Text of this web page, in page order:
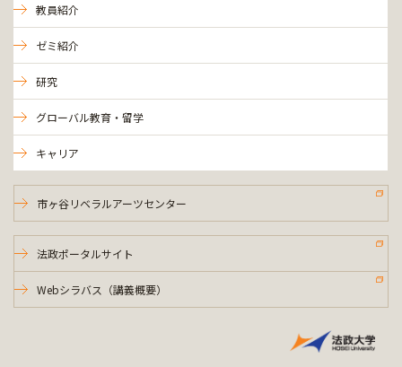
教員紹介
ゼミ紹介
研究
グローバル教育・留学
キャリア
市ヶ谷リベラルアーツセンター
法政ポータルサイト
Webシラバス（講義概要）